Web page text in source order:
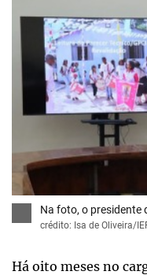
Na foto, o presidente
crédito: Isa de Oliveira/
Há oito meses no